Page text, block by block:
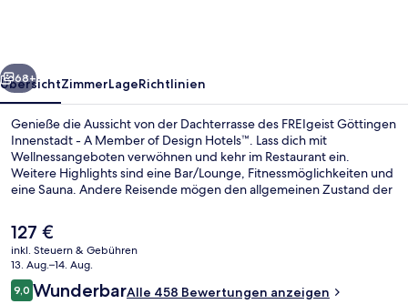
of
Design
Hotels™
Weiter
68+
ÜbersichtZimmerLageRichtlinien
Genieße die Aussicht von der Dachterrasse des FREIgeist Göttingen
Innenstadt - A Member of Design Hotels™. Lass dich mit
Wellnessangeboten verwöhnen und kehr im Restaurant ein.
Weitere Highlights sind eine Bar/Lounge, Fitnessmöglichkeiten und
eine Sauna. Andere Reisende mögen den allgemeinen Zustand der
Der
aktuelle
Preis
beträgt
127 €.
127 €
inkl. Steuern & Gebühren
13. Aug.–14. Aug.
Bewertungen
9,09,0 von 10.
WunderbarAlle 458 Bewertungen anzeigen